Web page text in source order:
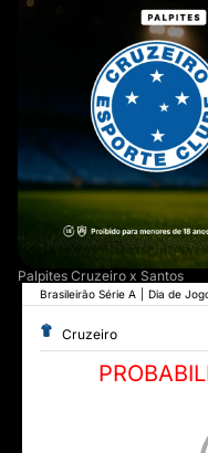
Palpites Cruzeiro x Santos
Brasileirão Série A Dia de
Cruzeiro